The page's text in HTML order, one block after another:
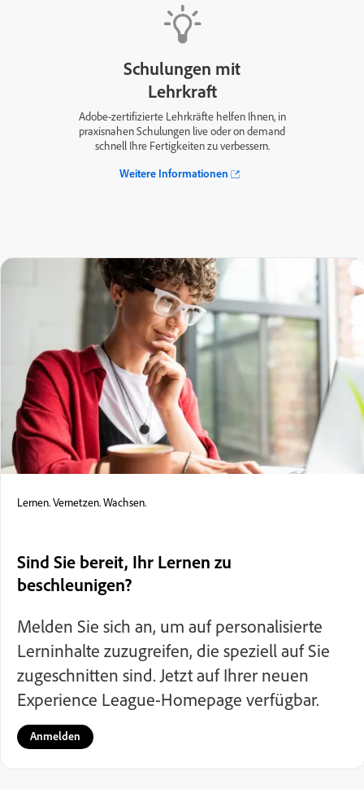
Schulungen mit
Lehrkraft
Adobe-zertifizierte Lehrkräfte helfen Ihnen, in
praxisnahen Schulungen live oder on demand
schnell Ihre Fertigkeiten zu verbessern.
Weitere Informationen
Lernen. Vernetzen. Wachsen.
Sind Sie bereit, Ihr Lernen zu
beschleunigen?
Melden Sie sich an, um auf personalisierte
Lerninhalte zuzugreifen, die speziell auf Sie
zugeschnitten sind. Jetzt auf Ihrer neuen
Experience League-Homepage verfügbar.
Anmelden